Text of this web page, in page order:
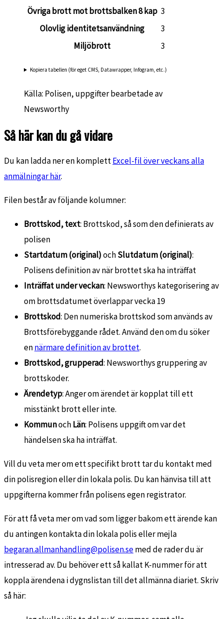
Övriga brott mot brottsbalken 8 kap 3
Olovlig identitetsanvändning
3
Miljöbrott
3
Kopiera tabellen (för eget CMS, Datawrapper, Infogram, etc.)
Källa: Polisen, uppgifter bearbetade av
Newsworthy
Så här kan du gå vidare
Du kan ladda ner en komplettExcel-fil över veckans alla
anmälningar här.
Filen består av följande kolumner:
Brottskod, text: Brottskod, så som den definierats av
polisen
Startdatum (original)ochSlutdatum (original):
Polisens definition av när brottet ska ha inträffat
Inträffat under veckan: Newsworthys kategorisering av
om brottsdatumet överlappar vecka 19
Brottskod: Den numeriska brottskod som används av
Brottsförebyggande rådet. Använd den om du söker
ennärmare definition av brottet.
Brottskod, grupperad: Newsworthys gruppering av
brottskoder.
Ärendetyp: Anger om ärendet är kopplat till ett
misstänkt brott eller inte.
KommunochLän: Polisens uppgift om var det
händelsen ska ha inträffat.
Vill du veta mer om ett specifikt brott tar du kontakt med
din polisregion eller din lokala polis. Du kan hänvisa till att
uppgifterna kommer från polisens egen registrator.
För att få veta mer om vad som ligger bakom ett ärende kan
du antingen kontakta din lokala polis eller mejla
begaran.allmanhandling@polisen.semed de rader du är
intresserad av. Du behöver ett så kallat K-nummer för att
koppla ärendena i dygnslistan till det allmänna diariet. Skriv
så här: